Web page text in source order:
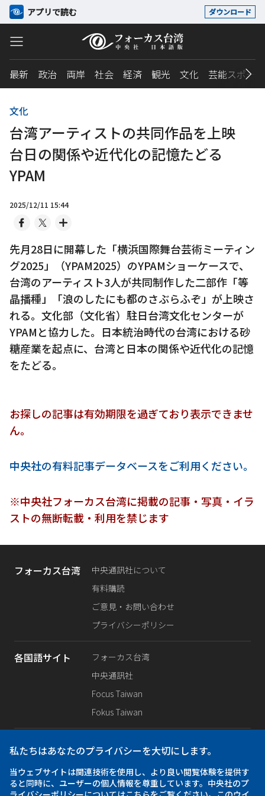
アプリで読む ダウンロード
最新 政治 両岸 社会 経済 観光 文化 芸能スポーツ
文化
台湾アーティストの共同作品を上映
台日の関係や近代化の記憶たどる
YPAM
2025/12/11 15:44
先月28日に開幕した「横浜国際舞台芸術ミーティン
グ2025」（YPAM2025）のYPAMショーケースで、
台湾のアーティスト3人が共同制作した二部作「等
晶播種」「浪のしたにも都のさぶらふぞ」が上映さ
れる。文化部（文化省）駐日台湾文化センターが
YPAMと協力した。日本統治時代の台湾における砂
糖産業を起点に、台湾と日本の関係や近代化の記憶
をたどる。
お探しの記事は有効期限を過ぎており表示できませ
ん。
中央社の有料記事データベースをご利用ください。
※中央社フォーカス台湾に掲載の記事・写真・イラ
ストの無断転載・利用を禁じます
フォーカス台湾
中央通訊社について
有料購読
ご意見・お問い合わせ
プライバシーポリシー
各国語サイト
フォーカス台湾
中央通訊社
Focus Taiwan
Fokus Taiwan
SNS公式
Facebook
Instagram
私たちはあなたのプライバシーを大切にします。
当ウェブサイトは関連技術を使用し、より良い閲覧体験を提供す
ると同時に、ユーザーの個人情報を尊重しています。中央社のプ